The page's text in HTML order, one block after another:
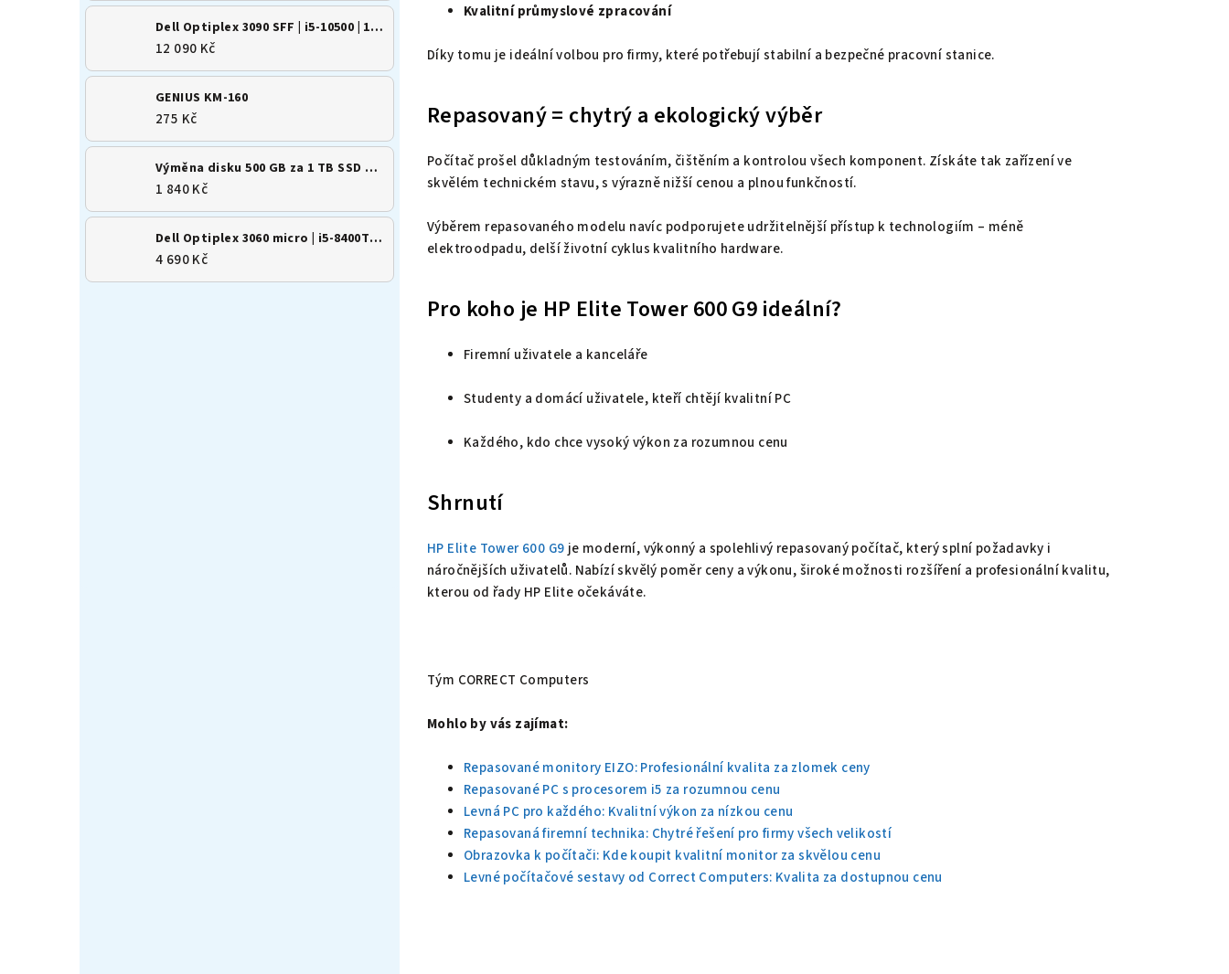
Dell Optiplex 3090 SFF | i5-10500 | 16GB | 500GB SSD | Win 11
12 090 Kč
GENIUS KM-160
275 Kč
Výměna disku 500 GB za 1 TB SSD M.2 NVMe
1 840 Kč
Dell Optiplex 3060 micro | i5-8400T | 8GB | 256GB SSD | Win 11
4 690 Kč
Kvalitní průmyslové zpracování
Díky tomu je ideální volbou pro firmy, které potřebují stabilní a bezpečné pracovní stanice.
Repasovaný = chytrý a ekologický výběr
Počítač prošel důkladným testováním, čištěním a kontrolou všech komponent. Získáte tak zařízení ve
skvělém technickém stavu, s výrazně nižší cenou a plnou funkčností.
Výběrem repasovaného modelu navíc podporujete udržitelnější přístup k technologiím – méně
elektroodpadu, delší životní cyklus kvalitního hardware.
Pro koho je HP Elite Tower 600 G9 ideální?
Firemní uživatele a kanceláře
Studenty a domácí uživatele, kteří chtějí kvalitní PC
Každého, kdo chce vysoký výkon za rozumnou cenu
Shrnutí
HP Elite Tower 600 G9 je moderní, výkonný a spolehlivý repasovaný počítač, který splní požadavky i
náročnějších uživatelů. Nabízí skvělý poměr ceny a výkonu, široké možnosti rozšíření a profesionální kvalitu,
kterou od řady HP Elite očekáváte.
Tým CORRECT Computers
Mohlo by vás zajímat:
Repasované monitory EIZO: Profesionální kvalita za zlomek ceny
Repasované PC s procesorem i5 za rozumnou cenu
Levná PC pro každého: Kvalitní výkon za nízkou cenu
Repasovaná firemní technika: Chytré řešení pro firmy všech velikostí
Obrazovka k počítači: Kde koupit kvalitní monitor za skvělou cenu
Levné počítačové sestavy od Correct Computers: Kvalita za dostupnou cenu